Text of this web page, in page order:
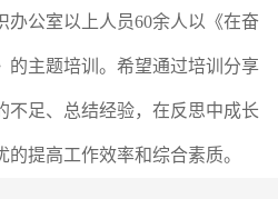
办公室以上人员60余人以《在奋
的主题培训。希望通过培训分享
不足、总结经验，在反思中成长
提高工作效率和综合素质。